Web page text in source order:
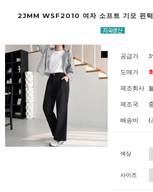
2JMM WSF2010 여자 소프트 기모 핀턱
공급가
도매가
제조회사
제조국
배송비 (
색상
사이즈